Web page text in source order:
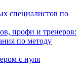
специалистов по
профи и тренеров:
по методу
с нуля